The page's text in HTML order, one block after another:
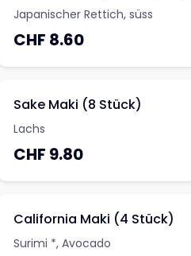
Japanischer Rettich, süss
CHF 8.60
Sake Maki (8 Stück)
Lachs
CHF 9.80
California Maki (4 Stück)
Surimi *, Avocado